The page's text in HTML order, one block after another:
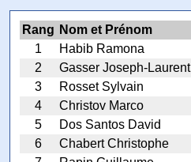
Rang Nom et Prénom
1
Habib Ramona
2
Gasser Joseph-Laurent
3
Rosset Sylvain
4
Christov Marco
5
Dos Santos David
6
Chabert Christophe